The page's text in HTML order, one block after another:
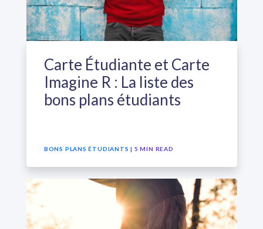
Carte Étudiante et Carte
Imagine R : La liste des
bons plans étudiants
BONS PLANS ÉTUDIANTS | 5 MIN READ